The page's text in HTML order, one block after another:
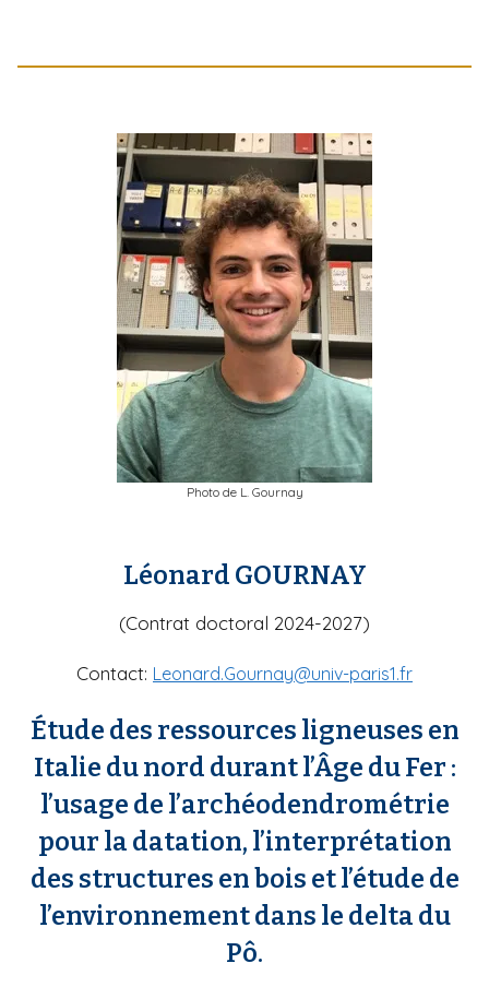
Photo de L. Gournay
Léonard GOURNAY
(Contrat doctoral 2024-2027)
Contact: Leonard.Gournay@univ-paris1.fr
Étude des ressources ligneuses en
Italie du nord durant l’Âge du Fer :
l’usage de l’archéodendrométrie
pour la datation, l’interprétation
des structures en bois et l’étude de
l’environnement dans le delta du
Pô.